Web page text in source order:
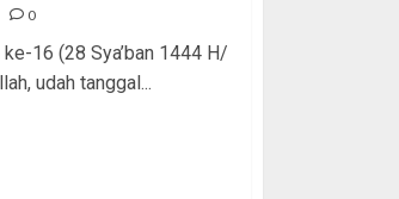
0
16 (28 Sya’ban 1444 H/
udah tanggal...